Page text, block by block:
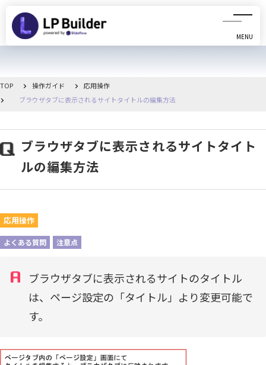
MENU
CLOSE
動画マニュアル
リリース情報
TOP 操作ガイド
応用操作
ブラウザタブに表示されるサイトタイトルの編集方法
ブラウザタブに表示されるサイトタイト
ルの編集方法
応用操作
よくある質問 注意点
ブラウザタブに表示されるサイトのタイトル
は、ページ設定の「タイトル」より変更可能で
す。